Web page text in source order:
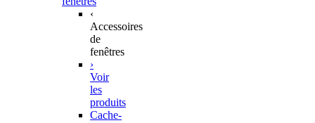
‹
Accessoires
de
fenêtres
›
Voir
les
produits
Cache-